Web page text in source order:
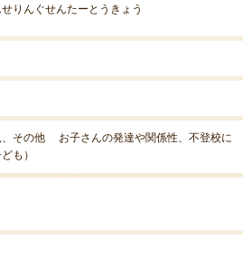
りんぐせんたーとうきょう
、その他 お子さんの発達や関係性、不登校に
も）